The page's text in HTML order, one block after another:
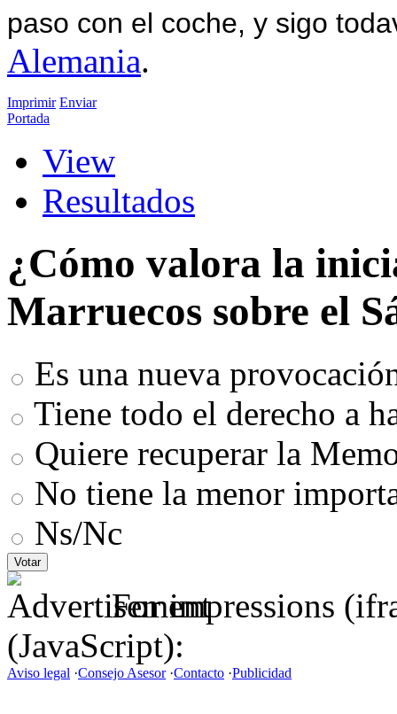
paso con el coche, y sigo
Alemania.
Imprimir Enviar
Portada
View
Resultados
¿Cómo valora la
Marruecos sobre el
Es una nueva
Tiene todo el derecho a
Quiere recuperar la
No tiene la menor
Ns/Nc
For impressions
(JavaScript):
Aviso legal ·Consejo Asesor·Contacto ·Publicidad